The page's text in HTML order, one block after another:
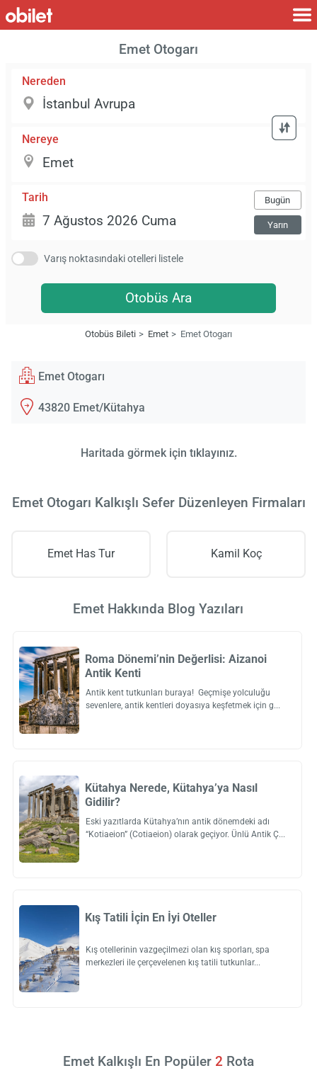
Emet Otogarı
Nereden
Nereye
Tarih Bugün
Yarın
Varış noktasındaki otelleri listele
Otobüs Ara
Otobüs Bileti Emet Emet Otogarı
Emet Otogarı
43820 Emet/Kütahya
Haritada görmek için tıklayınız.
Emet Otogarı Kalkışlı Sefer Düzenleyen Firmaları
Emet Has Tur Kamil Koç
Emet Hakkında Blog Yazıları
Roma Dönemi’nin Değerlisi: Aizanoi
Antik Kenti
Antik kent tutkunları buraya! Geçmişe yolculuğu
sevenlere, antik kentleri doyasıya keşfetmek için g
Kütahya Nerede, Kütahya’ya Nasıl
Gidilir?
Eski yazıtlarda Kütahya’nın antik dönemdeki adı
“Kotiaeion” (Cotiaeion) olarak geçiyor. Ünlü Antik Ç
Kış Tatili İçin En İyi Oteller
Kış otellerinin vazgeçilmezi olan kış sporları, spa
merkezleri ile çerçevelenen kış tatili tutkunlar
Emet Kalkışlı En Popüler 2 Rota